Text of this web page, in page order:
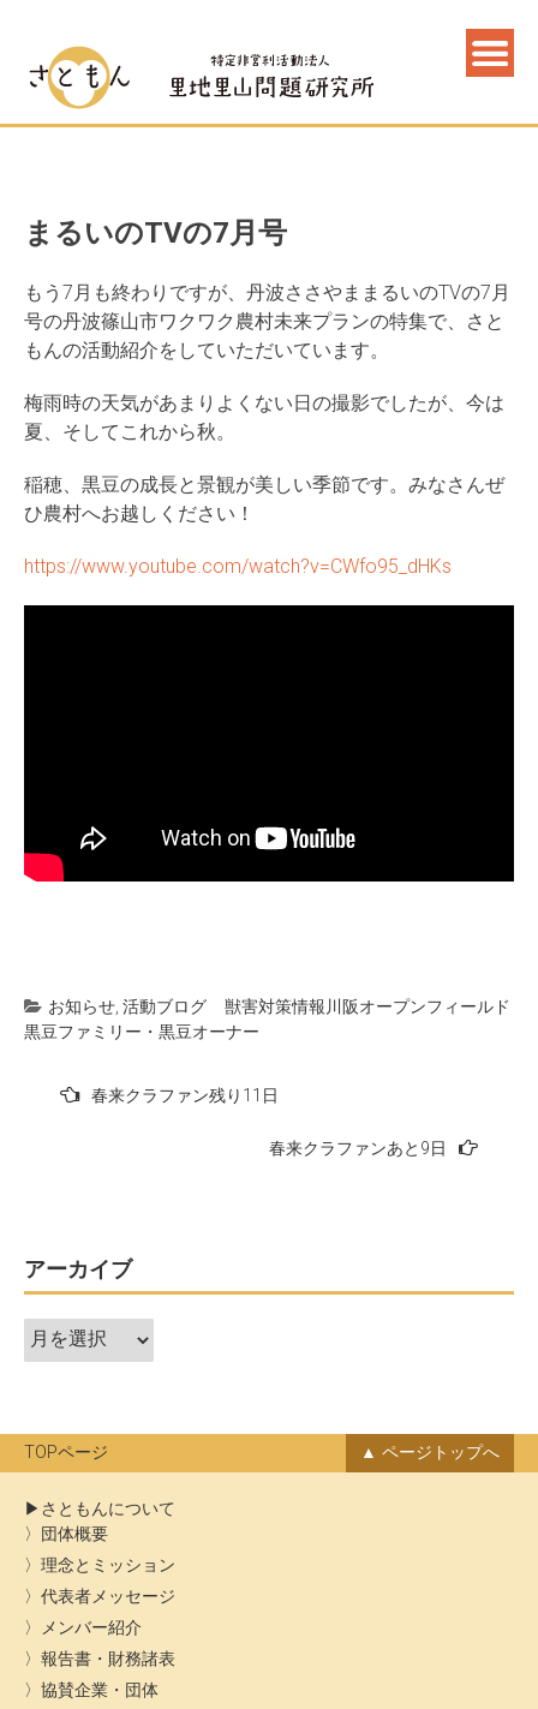
まるいのTVの7月号
もう7月も終わりですが、丹波ささやままるいのTVの7月
号の丹波篠山市ワクワク農村未来プランの特集で、さと
もんの活動紹介をしていただいています。
梅雨時の天気があまりよくない日の撮影でしたが、今は
夏、そしてこれから秋。
稲穂、黒豆の成長と景観が美しい季節です。みなさんぜ
ひ農村へお越しください！
https://www.youtube.com/watch?v=CWfo95_dHKs
お知らせ 活動ブログ 獣害対策情報 川阪オープンフィールド
黒豆ファミリー・黒豆オーナー
ー
シ
ョ
春来クラファン残り11日
春来クラファンあと9日
アーカイブ
ア
ー
ブ
TOPページ ページトップへ
さともんについて
団体概要
理念とミッション
代表者メッセージ
メンバー紹介
報告書・財務諸表
協賛企業・団体